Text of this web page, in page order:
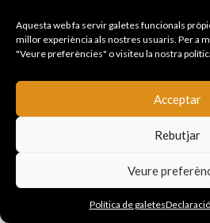
Aquesta web fa servir galetes funcionals
millor experiència als nostres usuaris. Per a
"Veure preferències" o visiteu la nostra
Acceptar
Rebutjar
Veure
Política de galetes
Els quadrats grecollatins
Col·locar les 16 peces sense que
columnes es repeteixin ni colors
Llistat de les pàgines